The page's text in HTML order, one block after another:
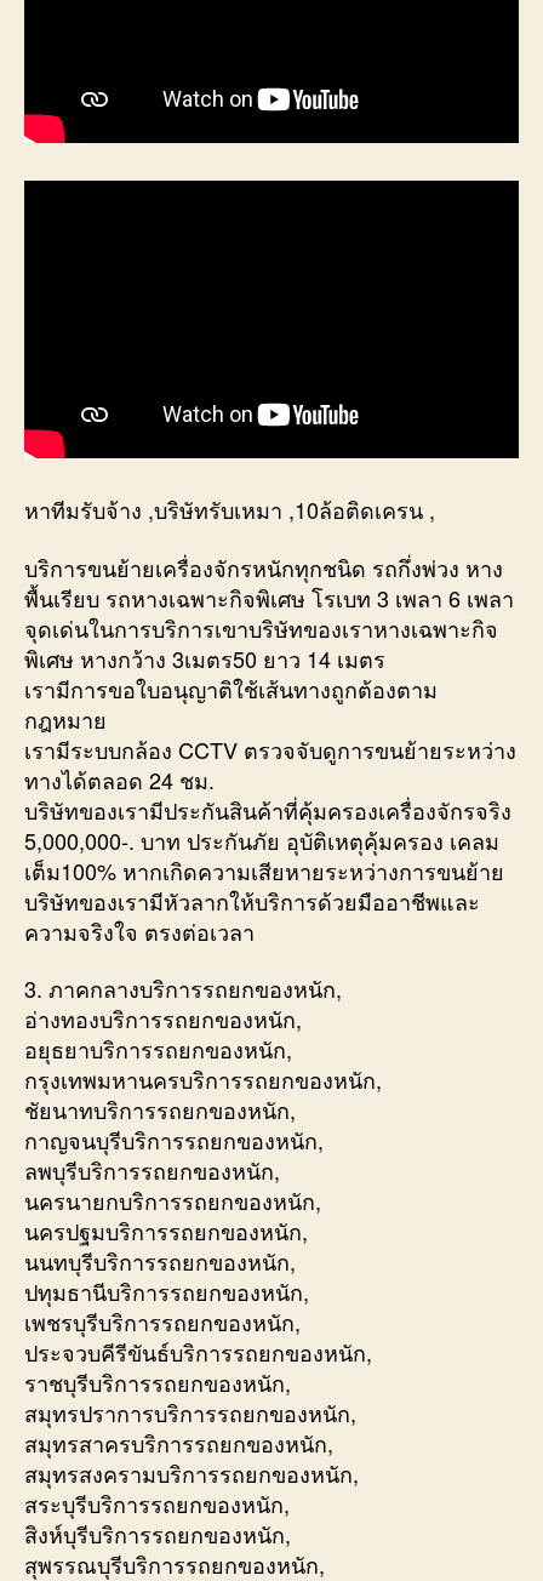
หาทีมรับจ้าง ,บริษัทรับเหมา ,10ล้อติดเครน ,
บริการขนย้ายเครื่องจักรหนักทุกชนิด รถกึ่งพ่วง หาง
พื้นเรียบ รถหางเฉพาะกิจพิเศษ โรเบท 3 เพลา 6 เพลา
จุดเด่นในการบริการเขาบริษัทของเราหางเฉพาะกิจ
พิเศษ หางกว้าง 3เมตร50 ยาว 14 เมตร
เรามีการขอใบอนุญาติใช้เส้นทางถูกต้องตาม
กฎหมาย
เรามีระบบกล้อง CCTV ตรวจจับดูการขนย้ายระหว่าง
ทางได้ตลอด 24 ชม.
บริษัทของเรามีประกันสินค้าที่คุ้มครองเครื่องจักรจริง
5,000,000-. บาท ประกันภัย อุบัติเหตุคุ้มครอง เคลม
เต็ม100% หากเกิดความเสียหายระหว่างการขนย้าย
บริษัทของเรามีหัวลากให้บริการด้วยมืออาชีพและ
ความจริงใจ ตรงต่อเวลา
3. ภาคกลางบริการรถยกของหนัก,
อ่างทองบริการรถยกของหนัก,
อยุธยาบริการรถยกของหนัก,
กรุงเทพมหานครบริการรถยกของหนัก,
ชัยนาทบริการรถยกของหนัก,
กาญจนบุรีบริการรถยกของหนัก,
ลพบุรีบริการรถยกของหนัก,
นครนายกบริการรถยกของหนัก,
นครปฐมบริการรถยกของหนัก,
นนทบุรีบริการรถยกของหนัก,
ปทุมธานีบริการรถยกของหนัก,
เพชรบุรีบริการรถยกของหนัก,
ประจวบคีรีขันธ์บริการรถยกของหนัก,
ราชบุรีบริการรถยกของหนัก,
สมุทรปราการบริการรถยกของหนัก,
สมุทรสาครบริการรถยกของหนัก,
สมุทรสงครามบริการรถยกของหนัก,
สระบุรีบริการรถยกของหนัก,
สิงห์บุรีบริการรถยกของหนัก,
สุพรรณบุรีบริการรถยกของหนัก,